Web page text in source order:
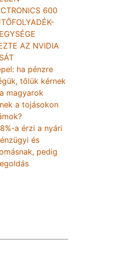
600
AZ NVIDIA
ha pénzre
tőlük kérnek
magyarok
a tojásokon
a érzi a nyári
és
pedig